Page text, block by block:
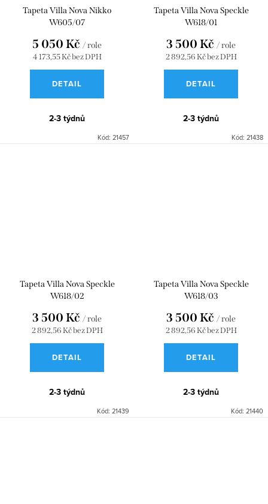
Tapeta Villa Nova Nikko
W605/07
4 173,55 Kč bez DPH
5 050 Kč / role
DETAIL
2-3 týdnů
Kód: 21457
Tapeta Villa Nova Speckle
W618/01
2 892,56 Kč bez DPH
3 500 Kč / role
DETAIL
2-3 týdnů
Kód: 21438
Tapeta Villa Nova Speckle
W618/02
2 892,56 Kč bez DPH
3 500 Kč / role
DETAIL
2-3 týdnů
Kód: 21439
Tapeta Villa Nova Speckle
W618/03
2 892,56 Kč bez DPH
3 500 Kč / role
DETAIL
2-3 týdnů
Kód: 21440